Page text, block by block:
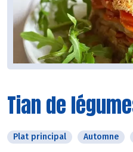
Tian de
Plat principal Automne